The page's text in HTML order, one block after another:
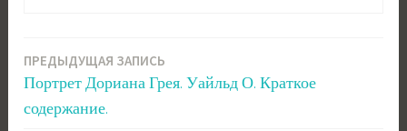
Навигация
по
ПРЕДЫДУЩАЯ ЗАПИСЬ
Портрет Дориана Грея. Уайльд О. Краткое
содержание.